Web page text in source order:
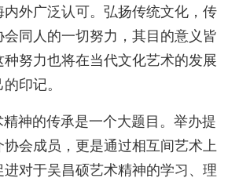
外广泛认可。弘扬传统文化，传
同人的一切努力，其目的意义皆
努力也将在当代文化艺术的发展
印记。
神的传承是一个大题目。举办提
会成员，更是通过相互间艺术上
对于吴昌硕艺术精神的学习、理